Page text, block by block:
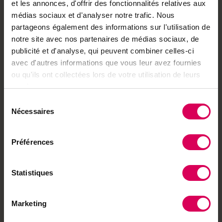
et les annonces, d'offrir des fonctionnalités relatives aux
médias sociaux et d'analyser notre trafic. Nous
partageons également des informations sur l'utilisation de
notre site avec nos partenaires de médias sociaux, de
publicité et d'analyse, qui peuvent combiner celles-ci
avec d'autres informations que vous leur avez fournies
ou qu'ils ont collectées lors de votre utilisation de leurs
services.
Nécessaires
Préférences
Statistiques
Marketing
· Accès à toutes nos éditions (e-paper)
· Accès à nos hors-séries et suppléments (e-
paper)
· Accès à des avantages réservés à nos
abonnés
Déjà abonné·e ?